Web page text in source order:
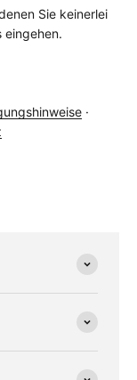
Sie keinerlei
eingehen.
·